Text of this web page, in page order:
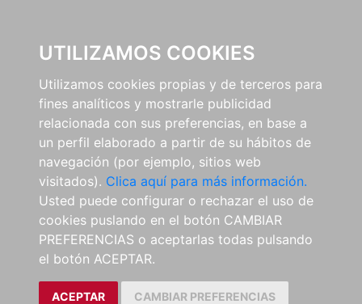
UTILIZAMOS COOKIES
Utilizamos cookies propias y de terceros para
fines analíticos y mostrarle publicidad
relacionada con sus preferencias, en base a
un perfil elaborado a partir de su hábitos de
navegación (por ejemplo, sitios web
visitados). Clica aquí para más información.
Usted puede configurar o rechazar el uso de
cookies puslando en el botón CAMBIAR
PREFERENCIAS o aceptarlas todas pulsando
el botón ACEPTAR.
ACEPTAR CAMBIAR PREFERENCIAS